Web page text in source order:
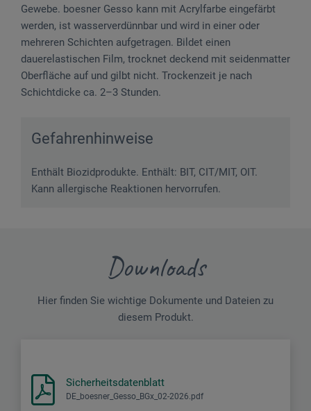
Gewebe. boesner Gesso kann mit Acrylfarbe eingefärbt
werden, ist wasserverdünnbar und wird in einer oder
mehreren Schichten aufgetragen. Bildet einen
dauerelastischen Film, trocknet deckend mit seidenmatter
Oberfläche auf und gilbt nicht. Trockenzeit je nach
Schichtdicke ca. 2–3 Stunden.
Gefahrenhinweise
Enthält Biozidprodukte. Enthält: BIT, CIT/MIT, OIT.
Kann allergische Reaktionen hervorrufen.
Downloads
Hier finden Sie wichtige Dokumente und Dateien zu
diesem Produkt.
Sicherheitsdatenblatt
DE_boesner_Gesso_BGx_02-2026.pdf